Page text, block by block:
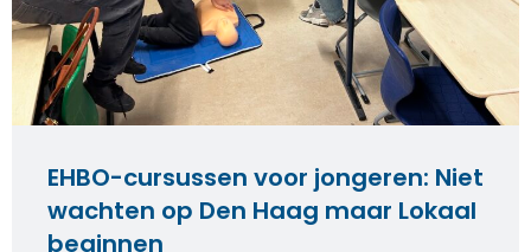
EHBO-cursussen voor jongeren: Niet
wachten op Den Haag maar Lokaal
beginnen